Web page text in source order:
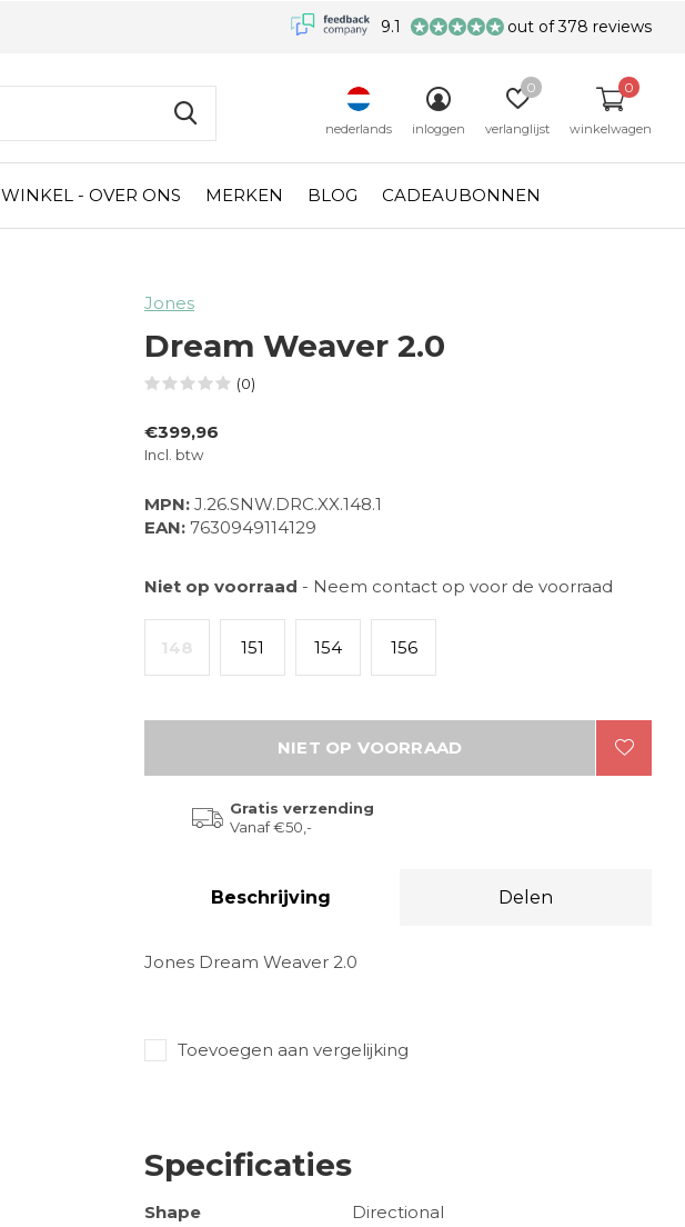
WINKEL - OVER ONS MERKEN BLOG CADEAUBONNEN
nederlands inloggen verlanglijst
0
winkelwagen
0
9.1 out of 378 reviews
Jones
Dream Weaver 2.0
(0)
€399,96
Incl. btw
MPN: J.26.SNW.DRC.XX.148.1
EAN: 7630949114129
Niet op voorraad - Neem contact op voor de voorraad
148 151 154 156
NIET OP VOORRAAD
Gratis verzending
Vanaf €50,-
Beschrijving Delen
Jones Dream Weaver 2.0
Toevoegen aan vergelijking
Specificaties
Shape
Directional